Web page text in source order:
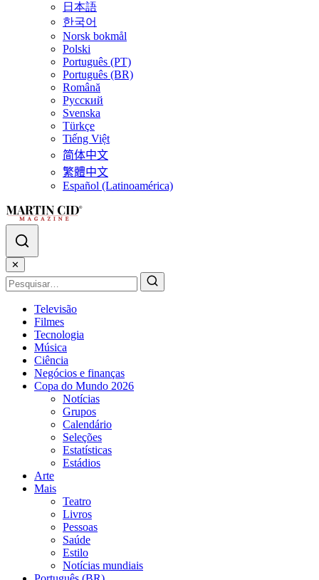
日本語
한국어
Norsk bokmål
Polski
Português (PT)
Português (BR)
Română
Русский
Svenska
Türkçe
Tiếng Việt
简体中文
繁體中文
Español (Latinoamérica)
✕
Televisão
Filmes
Tecnologia
Música
Ciência
Negócios e finanças
Copa do Mundo 2026
Notícias
Grupos
Calendário
Seleções
Estatísticas
Estádios
Arte
Mais
Teatro
Livros
Pessoas
Saúde
Estilo
Notícias mundiais